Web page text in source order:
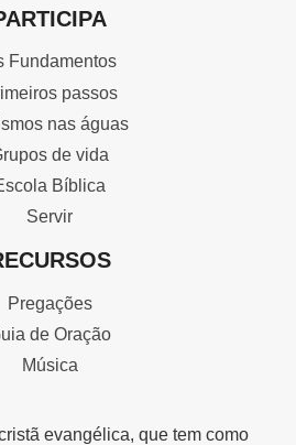
Fundamentos
passos
nas águas
de vida
Bíblica
Servir
Pregações
de Oração
Música
evangélica, que tem como